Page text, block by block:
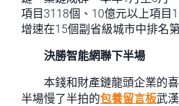
項目3118個、10億元以上項目
增速在15個副省級城市中排名
決勝智能網聯下半場
本錢和財產鏈龍頭企業的
半場慢了半拍的包養留言板武